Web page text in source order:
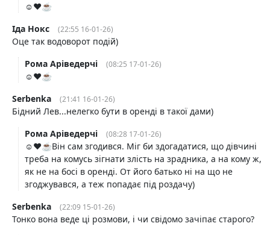
☺️❤️☕️
Іда Нокс
(22:55 16-01-26)
Оце так водоворот подій)
Рома Аріведерчі
(08:25 17-01-26)
☺️❤️☕️
Serbenka
(21:41 16-01-26)
Бідний Лев...нелегко бути в оренді в такої дами)
Рома Аріведерчі
(08:28 17-01-26)
☺️❤️☕️Він сам згодився. Міг би здогадатися, що дівчині
треба на комусь зігнати злість на зрадника, а на кому ж,
як не на босі в оренді. От його батько ні на що не
згоджувався, а теж попадає під роздачу)
Serbenka
(22:09 15-01-26)
Тонко вона веде ці розмови, і чи свідомо зачіпає старого?